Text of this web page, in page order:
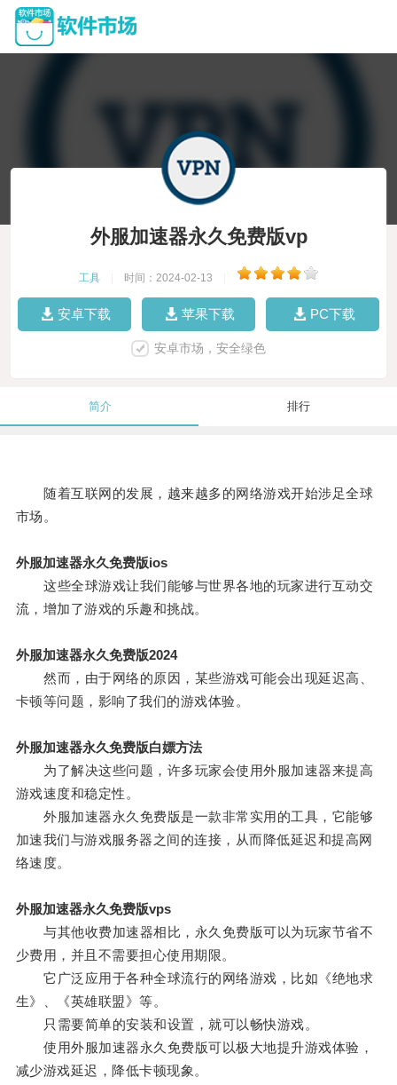
外服加速器永久免费版vp
工具 时间：2024-02-13
安卓下载 苹果下载 PC下载
安卓市场，安全绿色
简介 排行
随着互联网的发展，越来越多的网络游戏开始涉足全球
市场。
外服加速器永久免费版ios
这些全球游戏让我们能够与世界各地的玩家进行互动交
流，增加了游戏的乐趣和挑战。
外服加速器永久免费版2024
然而，由于网络的原因，某些游戏可能会出现延迟高、
卡顿等问题，影响了我们的游戏体验。
外服加速器永久免费版白嫖方法
为了解决这些问题，许多玩家会使用外服加速器来提高
游戏速度和稳定性。
外服加速器永久免费版是一款非常实用的工具，它能够
加速我们与游戏服务器之间的连接，从而降低延迟和提高网
络速度。
外服加速器永久免费版vps
与其他收费加速器相比，永久免费版可以为玩家节省不
少费用，并且不需要担心使用期限。
它广泛应用于各种全球流行的网络游戏，比如《绝地求
生》、《英雄联盟》等。
只需要简单的安装和设置，就可以畅快游戏。
使用外服加速器永久免费版可以极大地提升游戏体验，
减少游戏延迟，降低卡顿现象。